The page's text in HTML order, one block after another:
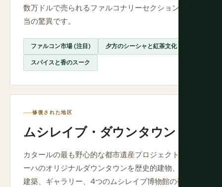
数万ドルで売られるファルコナリーセクションは本
当の驚異です。
ファルコン市場 (注目) 夕方のシーシャと紅茶文化
スパイスと香のスーク
修復された地区
ムシレイブ・ダウンタウン
カタールの最も野心的な都市遺産プロジェクト：ド
ーハのオリジナルダウンタウンを歴史的建物、現代
建築、ギャラリー、4つのムシレイブ博物館の複合